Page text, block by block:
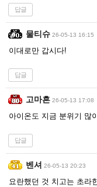
답글
물티슈 26-05-13 16:15
이대로만 갑시다!
답글
고마흔 26-05-13 17:08
아이온도 지금 분위기 많
답글
벤셔 26-05-13 20:23
요란했던 것 치고는 초라